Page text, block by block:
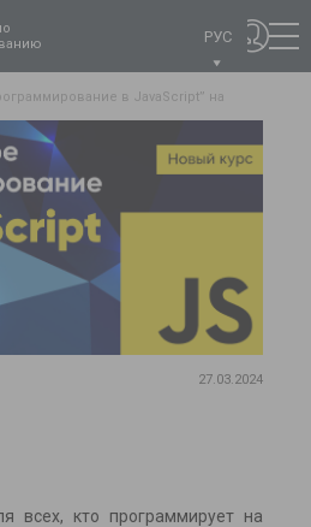
РУС
в JavaScript” на
27.03.2024
всех, кто программирует на